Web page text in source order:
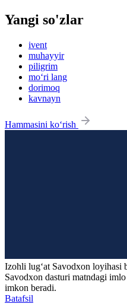
Yangi so'zlar
ivent
muhayyir
piligrim
mo‘ri lang
dorimoq
kavnayn
Hammasini ko‘rish
Izohli lugʻat Savodxon loyihasi
Savodxon dasturi matndagi
imkon beradi.
Batafsil